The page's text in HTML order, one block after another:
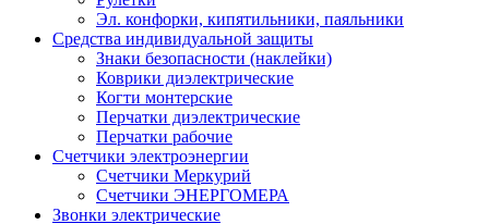
Эл. конфорки, кипятильники, паяльники
Средства индивидуальной защиты
Знаки безопасности (наклейки)
Коврики диэлектрические
Когти монтерские
Перчатки диэлектрические
Перчатки рабочие
Счетчики электроэнергии
Счетчики Меркурий
Счетчики ЭНЕРГОМЕРА
Звонки электрические